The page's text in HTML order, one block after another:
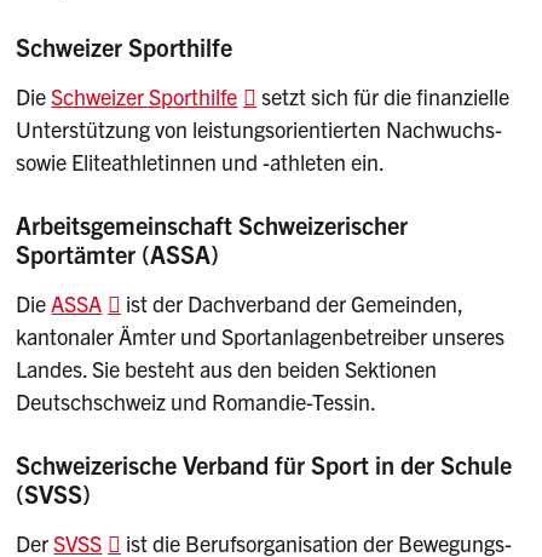
Schweizer Sporthilfe
DieSchweizer Sporthilfe
setzt sich für die finanzielle
Unterstützung von leistungsorientierten Nachwuchs-
sowie Eliteathletinnen und -athleten ein.
Arbeitsgemeinschaft Schweizerischer
Sportämter (ASSA)
DieASSA
ist der Dachverband der Gemeinden,
kantonaler Ämter und Sportanlagenbetreiber unseres
Landes. Sie besteht aus den beiden Sektionen
Deutschschweiz und Romandie-Tessin.
Schweizerische Verband für Sport in der Schule
(SVSS)
DerSVSS
ist die Berufsorganisation der Bewegungs-